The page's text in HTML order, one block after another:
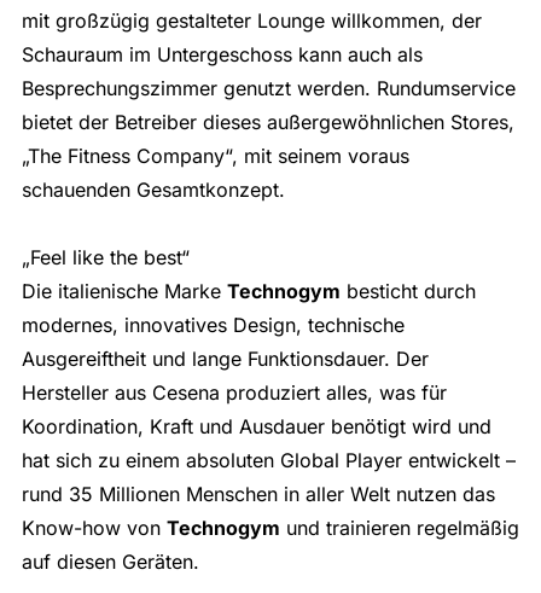
mit großzügig gestalteter Lounge willkommen, der
Schauraum im Untergeschoss kann auch als
Besprechungszimmer genutzt werden. Rundumservice
bietet der Betreiber dieses außergewöhnlichen Stores,
„The Fitness Company“, mit seinem voraus
schauenden Gesamtkonzept.
„Feel like the best“
Die italienische Marke Technogym besticht durch
modernes, innovatives Design, technische
Ausgereiftheit und lange Funktionsdauer. Der
Hersteller aus Cesena produziert alles, was für
Koordination, Kraft und Ausdauer benötigt wird und
hat sich zu einem absoluten Global Player entwickelt –
rund 35 Millionen Menschen in aller Welt nutzen das
Know-how von Technogym und trainieren regelmäßig
auf diesen Geräten.